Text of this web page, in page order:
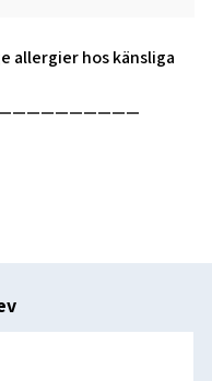
allergier hos känsliga